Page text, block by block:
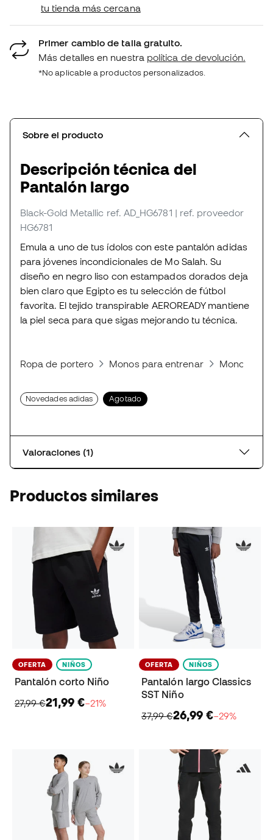
tu tienda más cercana
Primer cambio de talla gratuito.
Más detalles en nuestra política de devolución.
*No aplicable a productos personalizados.
Sobre el producto
Descripción técnica del
Pantalón largo
Black-Gold Metallic ref. AD_HG6781 | ref. proveedor
HG6781
Emula a uno de tus ídolos con este pantalón adidas
para jóvenes incondicionales de Mo Salah. Su
diseño en negro liso con estampados dorados deja
bien claro que Egipto es tu selección de fútbol
favorita. El tejido transpirable AEROREADY mantiene
la piel seca para que sigas mejorando tu técnica.
Ropa de portero Monos para entrenar Monos
Novedades adidas Agotado
Valoraciones (1)
Productos similares
OFERTA NIÑOS
Pantalón corto Niño
27,99 €21,99 €−21%
OFERTA NIÑOS
Pantalón largo Classics
SST Niño
37,99 €26,99 €−29%